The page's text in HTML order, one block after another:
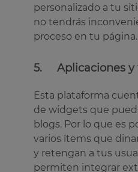
personalizado a tu
no tendrás
proceso en tu página.
5. Aplicaciones y
Esta plataforma
de widgets que
blogs. Por lo que es
varios ítems que
y retengan a tus
permiten integrar